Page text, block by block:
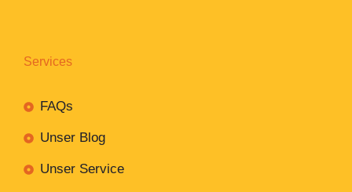
Services
FAQs
Unser Blog
Unser Service